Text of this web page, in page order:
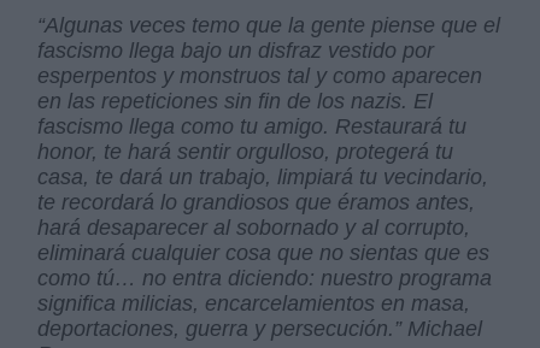
“Algunas veces temo que la gente piense que el
fascismo llega bajo un disfraz vestido por
esperpentos y monstruos tal y como aparecen
en las repeticiones sin fin de los nazis. El
fascismo llega como tu amigo. Restaurará tu
honor, te hará sentir orgulloso, protegerá tu
casa, te dará un trabajo, limpiará tu vecindario,
te recordará lo grandiosos que éramos antes,
hará desaparecer al sobornado y al corrupto,
eliminará cualquier cosa que no sientas que es
como tú… no entra diciendo: nuestro programa
significa milicias, encarcelamientos en masa,
deportaciones, guerra y persecución.” Michael